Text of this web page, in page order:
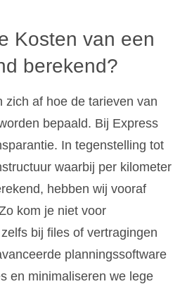
Kosten van een
berekend?
zich af hoe de tarieven van
bepaald. Bij Express
In tegenstelling tot
waarbij per kilometer
hebben wij vooraf
kom je niet voor
bij files of vertragingen
planningssoftware
en minimaliseren we lege